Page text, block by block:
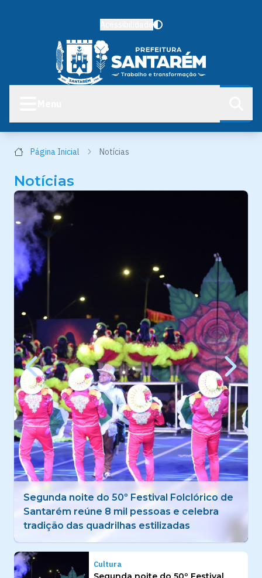
Página Inicial Notícias
Notícias
Prefeitura de Santarém abre campanha
Agosto Dourado com incentivo ao
aleitamento materno
Cultura